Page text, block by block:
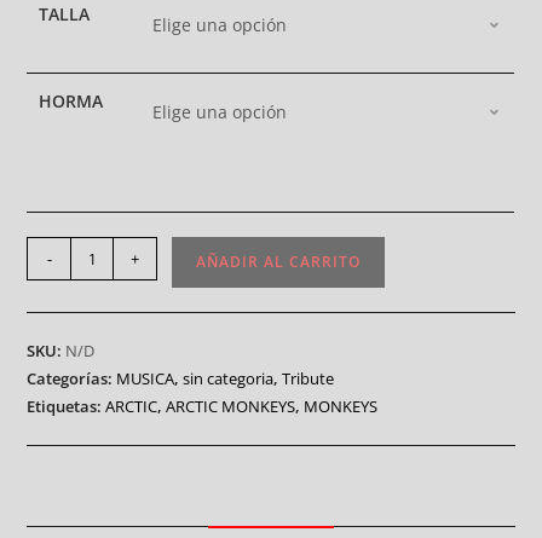
TALLA Elige una opción
HORMA Elige una opción
- + AÑADIR AL CARRITO
SKU: N/D
Categorías: MUSICA,sin categoria,Tribute
Etiquetas:ARCTIC,ARCTIC MONKEYS, MONKEYS